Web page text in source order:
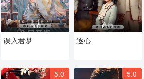
高清
误入君梦
高清
逐心
5.0 5.0